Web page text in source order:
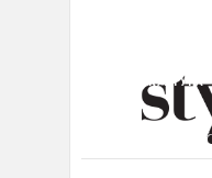
КУЛТУРА
ИЗЛОГ